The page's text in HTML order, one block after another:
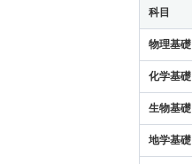
科目
物理基礎
化学基礎
生物基礎
地学基礎